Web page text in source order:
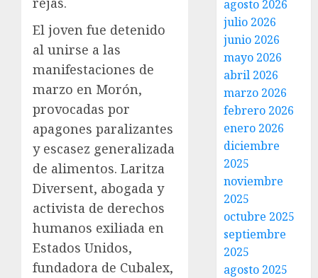
El joven fue detenido
al unirse a las
manifestaciones de
marzo en Morón,
provocadas por
apagones paralizantes
y escasez generalizada
de alimentos. Laritza
Diversent, abogada y
activista de derechos
humanos exiliada en
Estados Unidos,
fundadora de Cubalex,
agosto 2026
julio 2026
junio 2026
mayo 2026
abril 2026
marzo 2026
febrero 2026
enero 2026
diciembre
2025
noviembre
2025
octubre 2025
septiembre
2025
agosto 2025